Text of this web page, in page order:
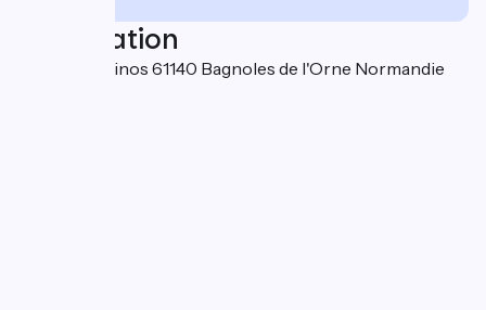
Localisation
Rue des Casinos 61140 Bagnoles de l'Orne Normandie